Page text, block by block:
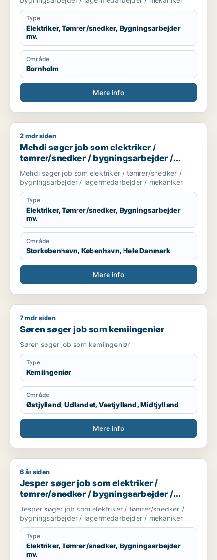
Type
Elektriker, Tømrer/snedker, Bygningsarbejder
mv.
Område
Bornholm
Mere info
Mehdi søger job som elektriker / tømrer/snedker /
2 mdr siden
Mehdi søger job som elektriker /
tømrer/snedker / bygningsarbejder /
lagermedarbejder / mekaniker
Mehdi søger job som elektriker / tømrer/snedker /
bygningsarbejder / lagermedarbejder / mekaniker
Type
Elektriker, Tømrer/snedker, Bygningsarbejder
mv.
Område
Storkøbenhavn, København, Hele Danmark
Mere info
Søren søger job som kemiingeniør
7 mdr siden
Søren søger job som kemiingeniør
Søren søger job som kemiingeniør
Type
Kemiingeniør
Område
Østjylland, Udlandet, Vestjylland, Midtjylland
Mere info
Jesper søger job som elektriker / tømrer/snedker /
6 år siden
Jesper søger job som elektriker /
tømrer/snedker / bygningsarbejder /
lagermedarbejder / mekaniker
Jesper søger job som elektriker / tømrer/snedker /
bygningsarbejder / lagermedarbejder / mekaniker
Type
Elektriker, Tømrer/snedker, Bygningsarbejder
mv.